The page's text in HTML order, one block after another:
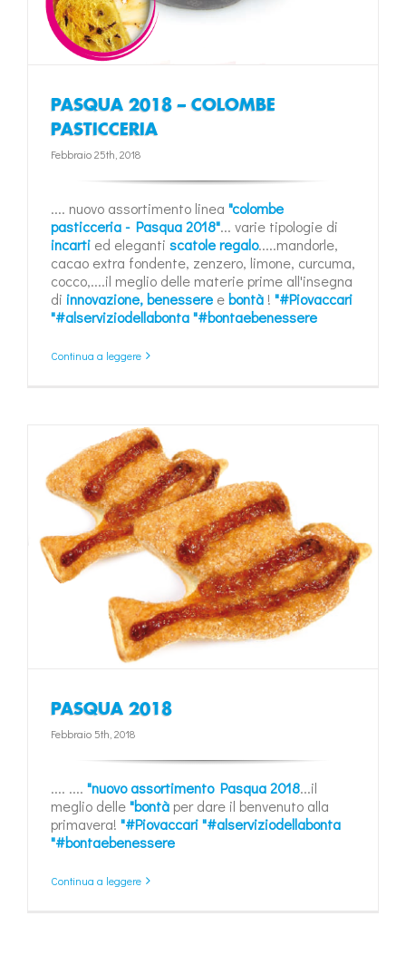
PASQUA 2018 – COLOMBE
PASTICCERIA
Febbraio 25th, 2018
.... nuovo assortimento linea "colombe
pasticceria - Pasqua 2018"... varie tipologie di
incarti ed eleganti scatole regalo.....mandorle,
cacao extra fondente, zenzero, limone, curcuma,
cocco,....il meglio delle materie prime all'insegna
di innovazione, benessere ebontà ! "#Piovaccari
"#alserviziodellabonta"#bontaebenessere
Continua a leggere
PASQUA 2018
Febbraio 5th, 2018
.... .... "nuovo assortimento Pasqua 2018...il
meglio delle"bontà per dare il benvenuto alla
primavera! "#Piovaccari"#alserviziodellabonta
"#bontaebenessere
Continua a leggere